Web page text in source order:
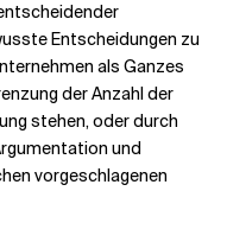
Entscheidungen zu
als Ganzes
der Anzahl der
stehen, oder durch
und
vorgeschlagenen